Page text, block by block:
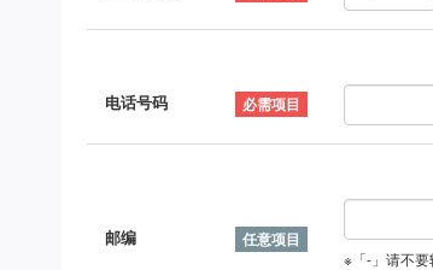
电话号码
邮编
※「-」请不要